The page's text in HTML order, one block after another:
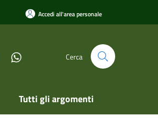
Accedi all'area personale
Cerca
Tutti gli argomenti